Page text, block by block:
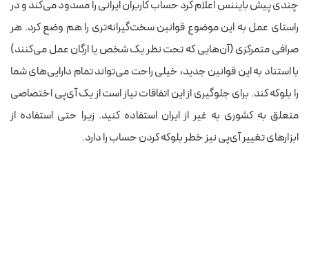
چندی پیش بایننس اعلام کرد حساب کاربران ایرانی را مسدود می‌کند و در
راستای عمل به این موضوع قوانین سخت‌گیرانه‌تری را هم وضع کرد. هر
صرافی متمرکزی (آن‌هایی که تحت نظر یک شخص یا ارگان عمل می‌کنند)
با استناد به این قوانین جدید، خیلی راحت می‌تواند تمام دارایی‌های شما
را بلوکه کند. برای جلوگیری از این اتفاقات نیاز است از یک آی‌پی‌ اختصاصی
متعلق به کشوری به غیر از ایران استفاده کنید. زیرا حتی استفاده از
ابزارهای تغییر آی‌پی‌ نیز خطر بلوکه کردن حساب را دارد.